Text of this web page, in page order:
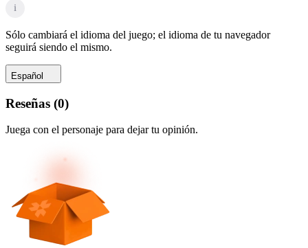
i
Sólo cambiará el idioma del juego; el idioma de tu navegador
seguirá siendo el mismo.
Español
Reseñas (0)
Juega con el personaje para dejar tu opinión.